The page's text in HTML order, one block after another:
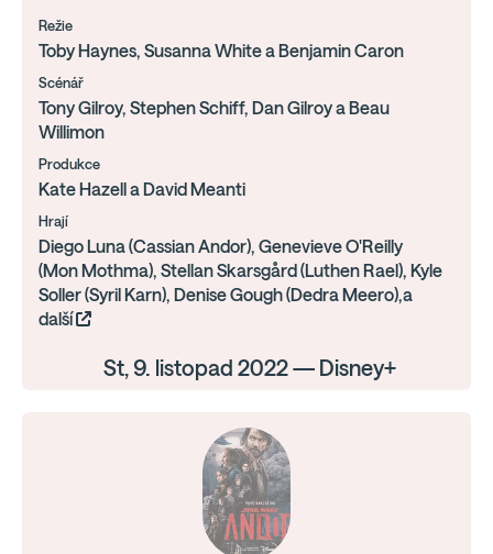
Režie
Toby Haynes, Susanna White a Benjamin Caron
Scénář
Tony Gilroy, Stephen Schiff, Dan Gilroy a Beau
Willimon
Produkce
Kate Hazell a David Meanti
Hrají
Diego Luna (Cassian Andor), Genevieve O'Reilly
(Mon Mothma), Stellan Skarsgård (Luthen Rael), Kyle
Soller (Syril Karn), Denise Gough (Dedra Meero),a
další
St, 9. listopad 2022 — Disney+